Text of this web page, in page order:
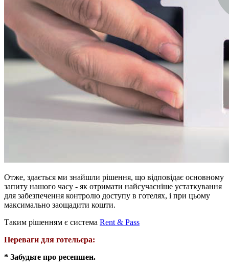
Отже, здається ми знайшли рішення, що відповідає основному
запиту нашого часу - як отримати найсучасніше устаткування
для забезпечення контролю доступу в готелях, і при цьому
максимально заощадити кошти.
Таким рішенням є система Rent & Pass
Переваги для готельєра:
* Забудьте про ресепшен.